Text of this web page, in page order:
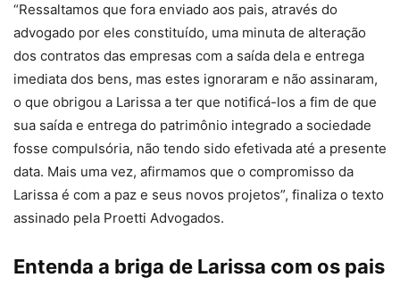
“Ressaltamos que fora enviado aos pais, através do
advogado por eles constituído, uma minuta de alteração
dos contratos das empresas com a saída dela e entrega
imediata dos bens, mas estes ignoraram e não assinaram,
o que obrigou a Larissa a ter que notificá-los a fim de que
sua saída e entrega do patrimônio integrado a sociedade
fosse compulsória, não tendo sido efetivada até a presente
data. Mais uma vez, afirmamos que o compromisso da
Larissa é com a paz e seus novos projetos”, finaliza o texto
assinado pela Proetti Advogados.
Entenda a briga de Larissa com os pais